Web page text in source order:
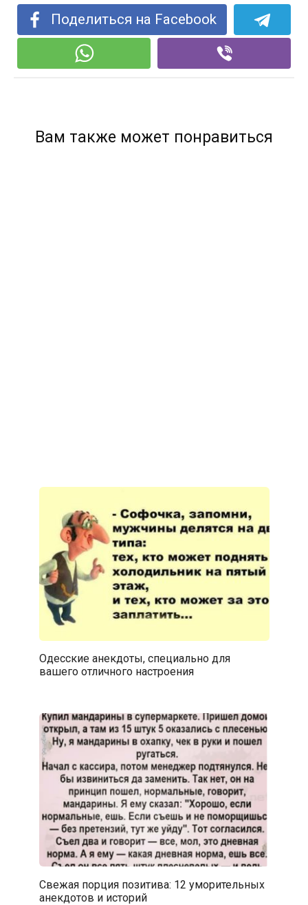
Поделиться на Facebook
Вам также может понравиться
Одесские анекдоты, специально для
вашего отличного настроения
Свежая порция позитива: 12 уморительных
анекдотов и историй